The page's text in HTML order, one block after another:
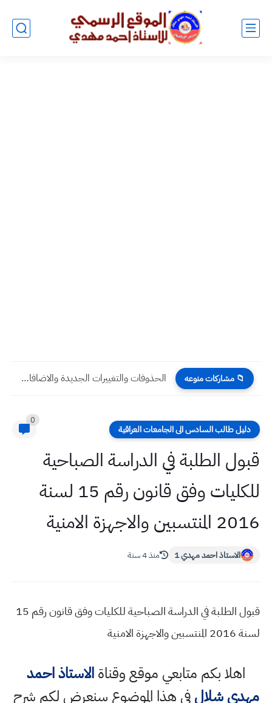
📁 مشاركات منوعه الحذوفات والتغييرات الجديدة والاضافات في منهج الاحياء ثالث متوسط 2026...
دليل طالب السادس الى الجامعات العراقية
0
قبول الطلبة في الدراسة الصباحية
للكليات وفق قانون رقم 15 لسنة
2016 المنتسبين والاجهزة الامنية
الاستاذ احمد مهدي 1 منذ 4 سنة
قبول الطلبة في الدراسة الصباحية للكليات وفق قانون رقم 15
لسنة 2016 المنتسبين والاجهزة الامنية
اهلا بكم متابعي موقع وقناةالاستاذ احمد
مهدي شلالفي هذا الموضوع سنعرض لكم شرح